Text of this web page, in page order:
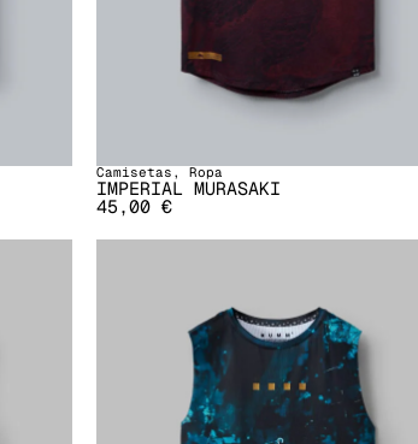
Camisetas , Ropa
IMPERIAL MURASAKI
45,00 €